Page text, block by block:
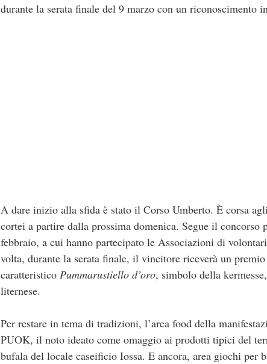
durante la serata finale del 9 marzo con un riconoscimento
A dare inizio alla sfida è stato il Corso Umberto. È corsa
cortei a partire dalla prossima domenica. Segue il
febbraio, a cui hanno partecipato le Associazioni di
volta, durante la serata finale, il vincitore riceverà un
caratteristico Pummarustiello d’oro, simbolo della
liternese.
Per restare in tema di tradizioni, l’area food della
PUOK, il noto ideato come omaggio ai prodotti tipici del
bufala del locale caseificio Iossa. E ancora, area giochi